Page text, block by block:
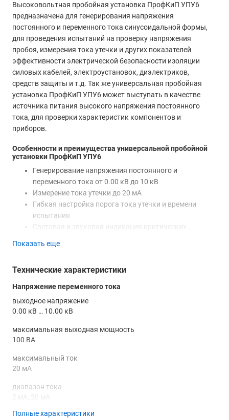
Высоковольтная пробойная установка ПрофКиП УПУ6
предназначена для генерирования напряжения
постоянного и переменного тока синусоидальной формы,
для проведения испытаний на проверку напряжения
пробоя, измерения тока утечки и других показателей
эффективности электрической безопасности изоляции
силовых кабелей, электроустановок, диэлектриков,
средств защиты и т.д. Так же универсальная пробойная
установка ПрофКиП УПУ6 может выступать в качестве
источника питания высокого напряжения постоянного
тока, для проверки характеристик компонентов и
приборов.
Особенности и преимущества универсальной пробойной
установки ПрофКиП УПУ6
Генерирование напряжения постоянного и
переменного тока от 0.00 кВ до 10 кВ
Измерение тока утечки до 20 мА
Гибкая настройка порога тока утечки и времени
испытания
Световая и звуковая индикация критических
Яркий цифровой дисплей с отображением тока,
Компактный корпус, низкий вес
Купить универсальную пробойную установку ПрофКиП
УПУ6, а также получить консультацию специалистов об
особенностях и преимуществах данного изделия вы можете
непосредственно через сайт – с помощью формы обратной
консультантом.
Показать еще
Технические характеристики
Напряжение переменного тока
выходное напряжение
0.00 кВ … 10.00 кВ
максимальная выходная мощность
100 ВА
максимальный ток
20 мА
диапазон тока
2 мА, 20 мА
форма выходного сигнала
Полные характеристики